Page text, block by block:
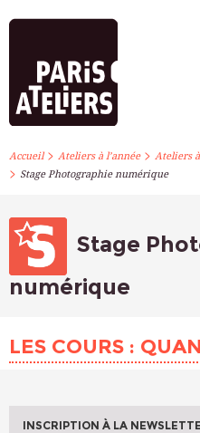
PARIS
Accueil> Ateliers à l’année> Ateliers à
> Stage Photographie numérique
Stage
numérique
LES COURS :
INSCRIPTION À LA